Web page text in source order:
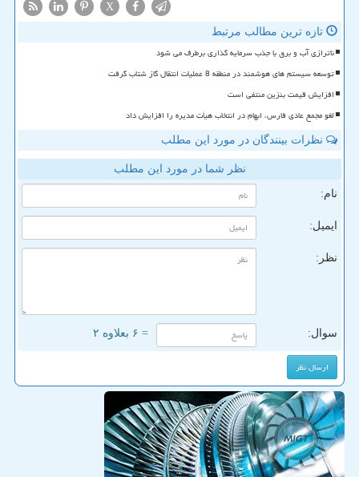
X
تازه ترین مطالب مرتبط
ناترازی آب و برق با جذب سرمایه گذاری برطرف می شود
توسعه سیستم های هوشمند در منطقه 8 عملیات انتقال گاز شتاب گرفت
افزایش قیمت بنزین منتفی است
لغو مجمع عادی فارس، ابهام در انتخاب هیأت مدیره را افزایش داد
نظرات بینندگان در مورد این مطلب
نظر شما در مورد این مطلب
نام:
ایمیل:
نظر:
سوال: = ۶ بعلاوه ۲